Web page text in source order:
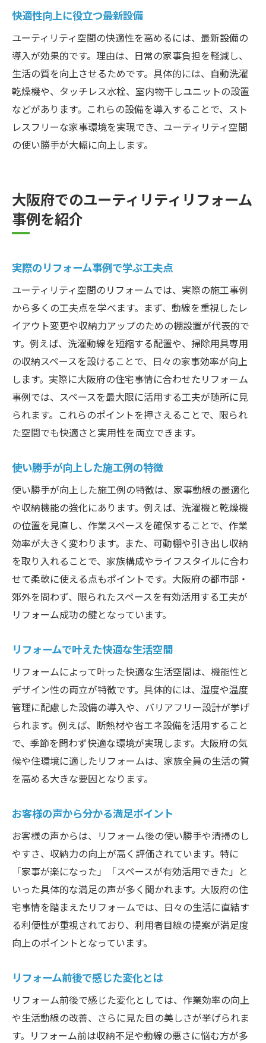
快適性向上に役立つ最新設備
ユーティリティ空間の快適性を高めるには、最新設備の
導入が効果的です。理由は、日常の家事負担を軽減し、
生活の質を向上させるためです。具体的には、自動洗濯
乾燥機や、タッチレス水栓、室内物干しユニットの設置
などがあります。これらの設備を導入することで、スト
レスフリーな家事環境を実現でき、ユーティリティ空間
の使い勝手が大幅に向上します。
大阪府でのユーティリティリフォーム
事例を紹介
実際のリフォーム事例で学ぶ工夫点
ユーティリティ空間のリフォームでは、実際の施工事例
から多くの工夫点を学べます。まず、動線を重視したレ
イアウト変更や収納力アップのための棚設置が代表的で
す。例えば、洗濯動線を短縮する配置や、掃除用具専用
の収納スペースを設けることで、日々の家事効率が向上
します。実際に大阪府の住宅事情に合わせたリフォーム
事例では、スペースを最大限に活用する工夫が随所に見
られます。これらのポイントを押さえることで、限られ
た空間でも快適さと実用性を両立できます。
使い勝手が向上した施工例の特徴
使い勝手が向上した施工例の特徴は、家事動線の最適化
や収納機能の強化にあります。例えば、洗濯機と乾燥機
の位置を見直し、作業スペースを確保することで、作業
効率が大きく変わります。また、可動棚や引き出し収納
を取り入れることで、家族構成やライフスタイルに合わ
せて柔軟に使える点もポイントです。大阪府の都市部・
郊外を問わず、限られたスペースを有効活用する工夫が
リフォーム成功の鍵となっています。
リフォームで叶えた快適な生活空間
リフォームによって叶った快適な生活空間は、機能性と
デザイン性の両立が特徴です。具体的には、湿度や温度
管理に配慮した設備の導入や、バリアフリー設計が挙げ
られます。例えば、断熱材や省エネ設備を活用すること
で、季節を問わず快適な環境が実現します。大阪府の気
候や住環境に適したリフォームは、家族全員の生活の質
を高める大きな要因となります。
お客様の声から分かる満足ポイント
お客様の声からは、リフォーム後の使い勝手や清掃のし
やすさ、収納力の向上が高く評価されています。特に
「家事が楽になった」「スペースが有効活用できた」と
いった具体的な満足の声が多く聞かれます。大阪府の住
宅事情を踏まえたリフォームでは、日々の生活に直結す
る利便性が重視されており、利用者目線の提案が満足度
向上のポイントとなっています。
リフォーム前後で感じた変化とは
リフォーム前後で感じた変化としては、作業効率の向上
や生活動線の改善、さらに見た目の美しさが挙げられま
す。リフォーム前は収納不足や動線の悪さに悩む方が多